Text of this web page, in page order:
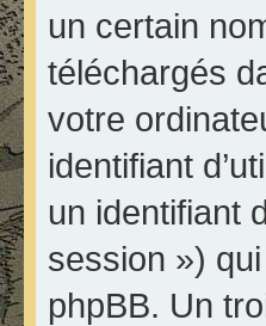
un certain
téléchargés
votre
identifiant
un identifiant
session »)
phpBB. Un